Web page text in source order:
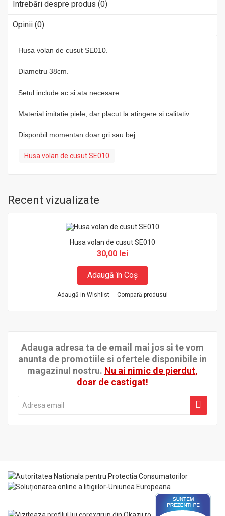
Întrebări despre produs (0)
Opinii (0)
Husa volan de cusut SE010.
Diametru 38cm.
Setul include ac si ata necesare.
Material imitatie piele, dar placut la atingere si calitativ.
Disponbil momentan doar gri sau bej.
Husa volan de cusut SE010
Recent vizualizate
Husa volan de cusut SE010
30,00 lei
Adaugă în Coş
Adaugă in Wishlist Compară produsul
Adauga adresa ta de email mai jos si te vom
anunta de promotiile si ofertele disponibile in
magazinul nostru. Nu ai nimic de pierdut,
doar de castigat!